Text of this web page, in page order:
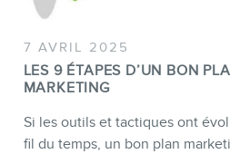
7 AVRIL 2025
LES 9 ÉTAPES D’UN BON
MARKETING
Si les outils et tactiques ont
fil du temps, un bon plan